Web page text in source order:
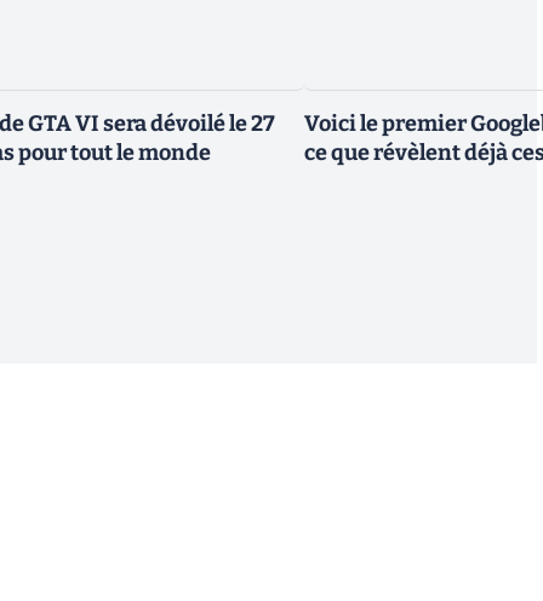
GTA VI sera dévoilé le 27
pour tout le monde
Voici le premier
ce que révèlent déjà